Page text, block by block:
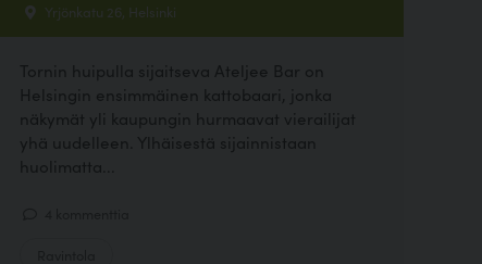
Yrjönkatu 26, Helsinki
Tornin huipulla sijaitseva Ateljee Bar on
Helsingin ensimmäinen kattobaari, jonka
näkymät yli kaupungin hurmaavat vierailijat
yhä uudelleen. Ylhäisestä sijainnistaan
huolimatta...